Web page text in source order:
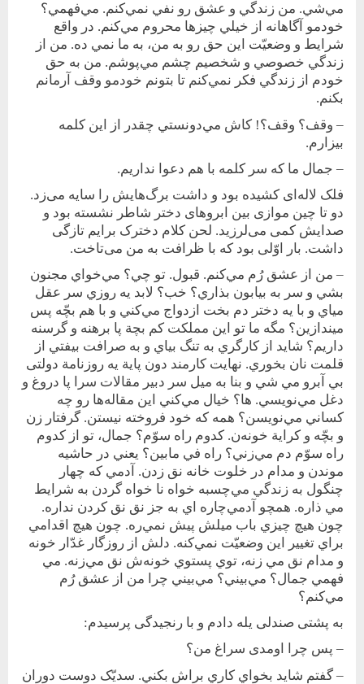
مي‌شي. من زندگي و عشق رو نفي نمي‌كنم. مي‌فهمي؟
خودمو آگاهانه از‌ خيلي چيزها محروم مي‌كنم. در واقع
شرايط و وضعيّت اين حق رو به من، به ما نمي ده. من از
زندگي خصوصي و شخصيم چشم مي‌پوشم. من به حق
خودم از زندگي فكر نمي‌كنم تا بتونم خودمو وقف آرمانم
بكنم.
– وقف؟ وقف؟! كاش مي‌دونستي چقدر از اين كلمه
بيزارم.
– جمال ما كه سر كلمه با هم دعوا نداريم.
فلک لاله‌ای کشيده بود و داشت برگ‌هايش را سايه می‌زد.
دو تا چين موازی بين ابروهای دختر شاطر نشسته بود و
صدايش کمی می‌لرزيد. لحن کلام دخترک برايم تازگی
داشت. بار اوّلی بود که با ظرافت به من می‌تاخت.
– من از عشق رُم مي‌كنم. قبول. تو چي؟ مي‌خواي مجنون
بشي و سر به بيابون بذاري؟ خب؟ لابد يه روزي سر عقل
مياي و با يه دختر دم بخت ازدواج مي‌كني و با هم بچّه پس
ميندازين؟ مگه ما تو اين مملكت كم بچة پا برهنه و ‌گرسنه
داريم؟ شايد از كارگري به تنگ بياي و به صرافت بيفتي از
قلمت نان بخوري. نهايت كارمند دون پاية يه روزنامة دولتی
بي آبرو مي شي و بنا به ميل سر دبير مقالات سرا پا دروغ و
دغل مي‌نويسي. ها؟ خيال مي‌كني اين مقاله‌ها رو چه
كساني مي‌نويسن؟ همه كه خود فروخته نيستن. گرفتار زن
و بچّه و كراية خونه‌ن. كدوم راه‌ سوّم؟ جمال، تو از ‌كدوم
راه‌ سوّم دم مي‌زني؟ راه في مابين؟ يعني در حاشيه
موندن و مدام در خلوت خانه نق زدن. آدمي كه چهار
چنگول به زندگي مي‌چسبه خواه نا خواه گردن به شرايط
مي ذاره. همچو آدمي‌چاره اي به جز نق نق كردن نداره.
چون هيچ چيزي باب ميلش پيش نمي‌ره. چون هيچ اقدامي
براي تغيير اين وضعيّت نمي‌كنه. دلش از روزگار غدّار خونه
و مدام نق مي زنه، توي پستوي خونه‌ش نق ‌مي‌زنه. مي
فهمي جمال؟ مي‌بيني؟ مي‌بيني چرا من از عشق رُم
مي‌كنم؟
به پشتی صندلی يله دادم و با رنجيدگی پرسيدم:
– پس چرا اومدی سراغ من؟
– گفتم شايد بخواي كاري براش بكني. سديّک دوست دوران